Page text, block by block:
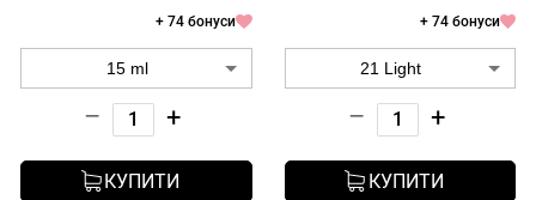
+ 74 бонуси
– +
КУПИТИ
+ 74 бонуси
– +
КУПИТИ